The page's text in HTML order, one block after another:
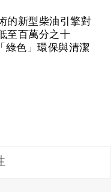
的新型柴油引擎對
至百萬分之十
綠色」環保與清潔